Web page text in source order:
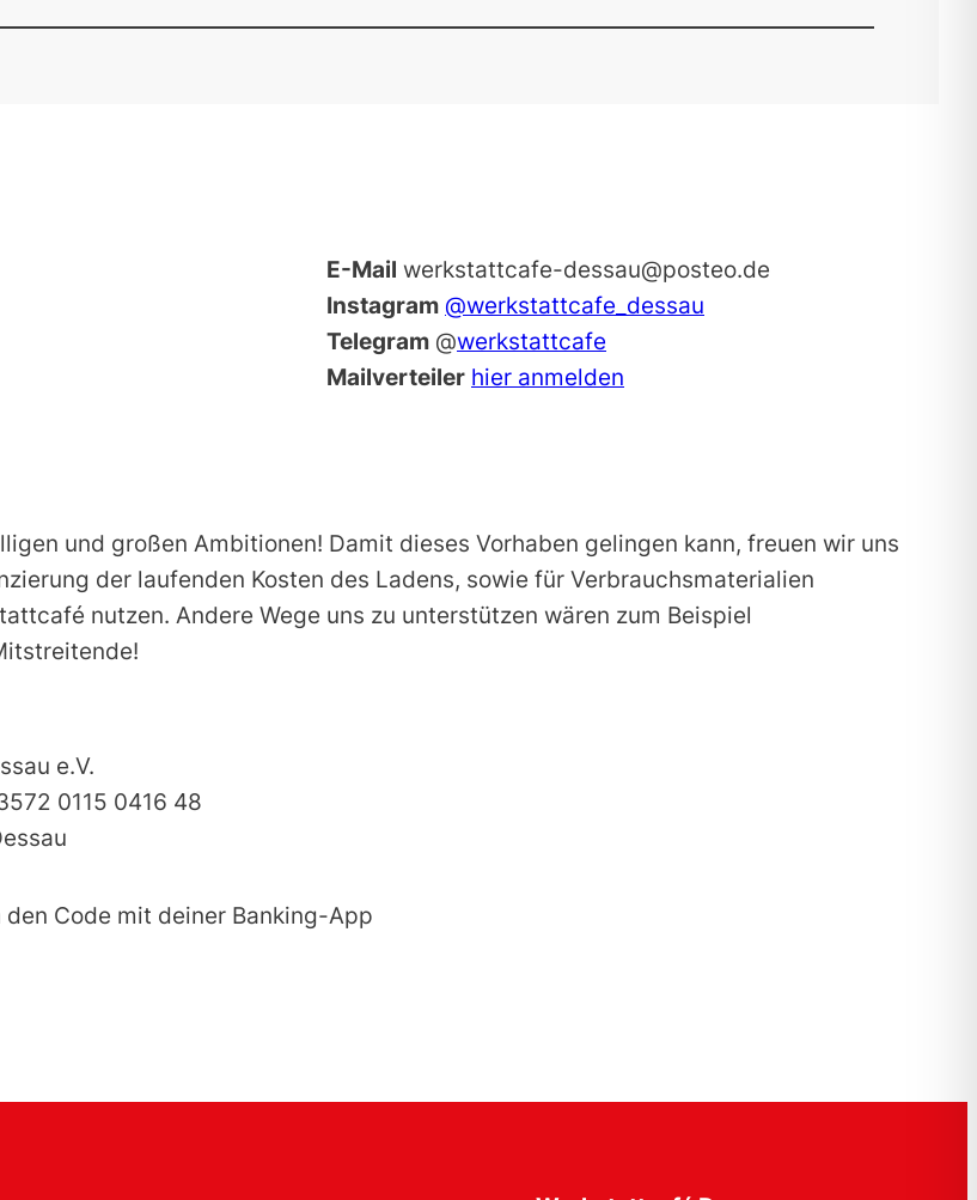
E-Mail werkstattcafe-dessau@posteo.de
Instagram @werkstattcafe_dessau
Telegram @werkstattcafe
Mailverteiler hier anmelden
und großen Ambitionen! Damit dieses Vorhaben gelingen kann, freuen wir uns
der laufenden Kosten des Ladens, sowie für Verbrauchsmaterialien
nutzen. Andere Wege uns zu unterstützen wären zum Beispiel
e.V.
0115 0416 48
Code mit deiner Banking-App